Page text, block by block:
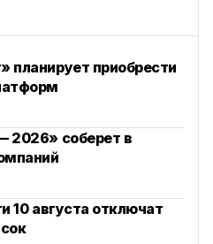
планирует приобрести
2026» соберет в
10 августа отключат